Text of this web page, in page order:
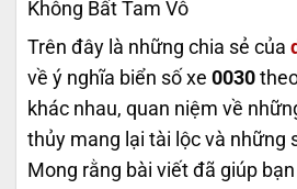
Không Bất Tam Vô
Trên đây là những chia sẻ của
về ý nghĩa biển số xe 0030
khác nhau, quan niệm về
thủy mang lại tài lộc và những
Mong rằng bài viết đã giúp